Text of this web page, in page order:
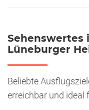
Sehenswertes
Lüneburger
Beliebte
erreichbar und ideal